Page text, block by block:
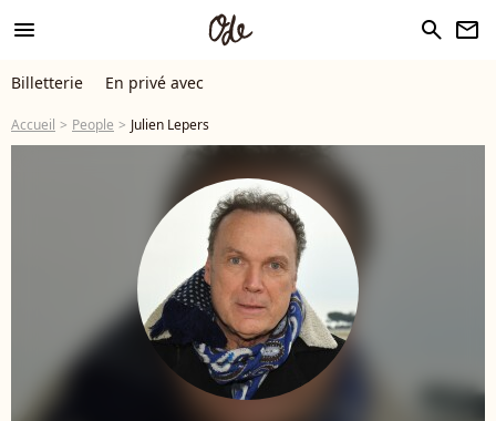
menu search newsletter
Billetterie En privé avec
Accueil People Julien Lepers